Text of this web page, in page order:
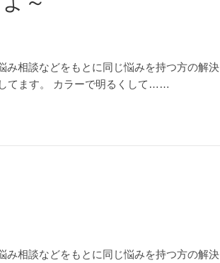
み相談などをもとに同じ悩みを持つ方の解決
てます。 カラーで明るくして……
み相談などをもとに同じ悩みを持つ方の解決